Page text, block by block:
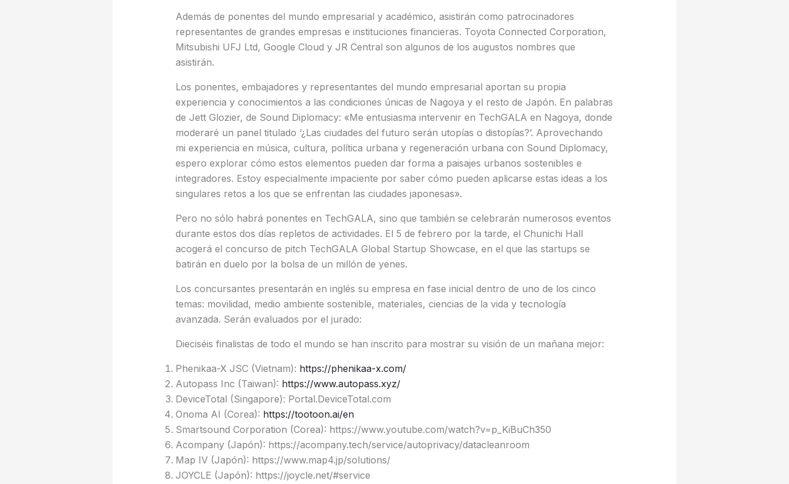
Además de ponentes del mundo empresarial y académico, asistirán como patrocinadores
representantes de grandes empresas e instituciones financieras. Toyota Connected Corporation,
Mitsubishi UFJ Ltd, Google Cloud y JR Central son algunos de los augustos nombres que
asistirán.
Los ponentes, embajadores y representantes del mundo empresarial aportan su propia
experiencia y conocimientos a las condiciones únicas de Nagoya y el resto de Japón. En palabras
de Jett Glozier, de Sound Diplomacy: «Me entusiasma intervenir en TechGALA en Nagoya, donde
moderaré un panel titulado ‘¿Las ciudades del futuro serán utopías o distopías?’. Aprovechando
mi experiencia en música, cultura, política urbana y regeneración urbana con Sound Diplomacy,
espero explorar cómo estos elementos pueden dar forma a paisajes urbanos sostenibles e
integradores. Estoy especialmente impaciente por saber cómo pueden aplicarse estas ideas a los
singulares retos a los que se enfrentan las ciudades japonesas».
Pero no sólo habrá ponentes en TechGALA, sino que también se celebrarán numerosos eventos
durante estos dos días repletos de actividades. El 5 de febrero por la tarde, el Chunichi Hall
acogerá el concurso de pitch TechGALA Global Startup Showcase, en el que las startups se
batirán en duelo por la bolsa de un millón de yenes.
Los concursantes presentarán en inglés su empresa en fase inicial dentro de uno de los cinco
temas: movilidad, medio ambiente sostenible, materiales, ciencias de la vida y tecnología
avanzada. Serán evaluados por el jurado:
Dieciséis finalistas de todo el mundo se han inscrito para mostrar su visión de un mañana mejor:
Phenikaa-X JSC (Vietnam): https://phenikaa-x.com/
Autopass Inc (Taiwan): https://www.autopass.xyz/
DeviceTotal (Singapore): Portal.DeviceTotal.com
Onoma AI (Corea): https://tootoon.ai/en
Smartsound Corporation (Corea): https://www.youtube.com/watch?v=p_KiBuCh350
Acompany (Japón): https://acompany.tech/service/autoprivacy/datacleanroom
Map IV (Japón): https://www.map4.jp/solutions/
JOYCLE (Japón): https://joycle.net/#service